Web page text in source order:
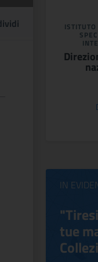
IN
tue